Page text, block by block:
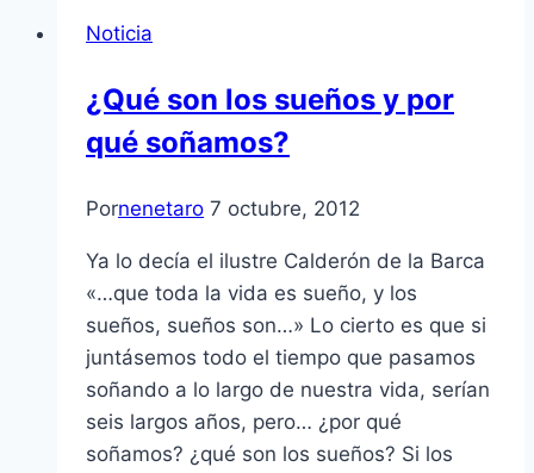
Noticia
¿Qué son los sueños y por
qué soñamos?
Pornenetaro 7 octubre, 2012
Ya lo decí­a el ilustre Calderón de la Barca
«…que toda la vida es sueño, y los
sueños, sueños son…» Lo cierto es que si
juntásemos todo el tiempo que pasamos
soñando a lo largo de nuestra vida, serí­an
seis largos años, pero… ¿por qué
soñamos? ¿qué son los sueños? Si los